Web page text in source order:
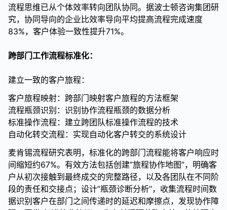
流程思维已从个体效率转向团队协同。据波士顿咨询集团研
究，协同导向的企业比效率导向平均提高流程完成速度
83%，客户体验一致性提升71%。
跨部门工作流程标准化：
建立一致的客户旅程：
客户旅程映射：跨部门映射客户旅程的方法框架
流程瓶颈识别：识别协作流程瓶颈的数据分析
标准操作流程：建立跨团队标准操作流程的技术
自动化转交流程：实现自动化客户转交的系统设计
麦肯锡流程研究表明，标准化的跨部门流程能将客户响应时
间缩短约67%。有效方法包括创建”旅程协作地图”，明确客
户从初次接触到最终成交的完整路径，以及各团队在不同阶
段的责任和交接点；设计”瓶颈诊断分析”，收集流程时间数
据识别客户在部门之间传递时的延迟和摩擦点，发现协作障